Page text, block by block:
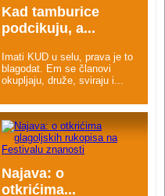
Kad tamburice
podcikuju, a...
Imati KUD u selu, prava je to
blagodat. Em se članovi
okupljaju, druže, sviraju i...
Najava: o
otkrićima...